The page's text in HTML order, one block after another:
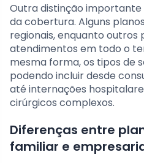
Outra distinção
da cobertura. Alguns
regionais, enquanto outros
atendimentos em todo o
mesma forma, os tipos de
podendo incluir desde
até internações
cirúrgicos complexos.
Diferenças entre
familiar e